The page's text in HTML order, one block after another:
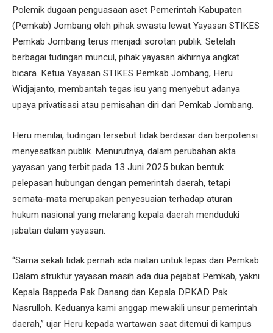
Polemik dugaan penguasaan aset Pemerintah Kabupaten
(Pemkab) Jombang oleh pihak swasta lewat Yayasan STIKES
Pemkab Jombang terus menjadi sorotan publik. Setelah
berbagai tudingan muncul, pihak yayasan akhirnya angkat
bicara. Ketua Yayasan STIKES Pemkab Jombang, Heru
Widjajanto, membantah tegas isu yang menyebut adanya
upaya privatisasi atau pemisahan diri dari Pemkab Jombang.
Heru menilai, tudingan tersebut tidak berdasar dan berpotensi
menyesatkan publik. Menurutnya, dalam perubahan akta
yayasan yang terbit pada 13 Juni 2025 bukan bentuk
pelepasan hubungan dengan pemerintah daerah, tetapi
semata-mata merupakan penyesuaian terhadap aturan
hukum nasional yang melarang kepala daerah menduduki
jabatan dalam yayasan.
“Sama sekali tidak pernah ada niatan untuk lepas dari Pemkab.
Dalam struktur yayasan masih ada dua pejabat Pemkab, yakni
Kepala Bappeda Pak Danang dan Kepala DPKAD Pak
Nasrulloh. Keduanya kami anggap mewakili unsur pemerintah
daerah,” ujar Heru kepada wartawan saat ditemui di kampus